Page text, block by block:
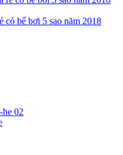
có bể bơi 5 sao năm 2018
02